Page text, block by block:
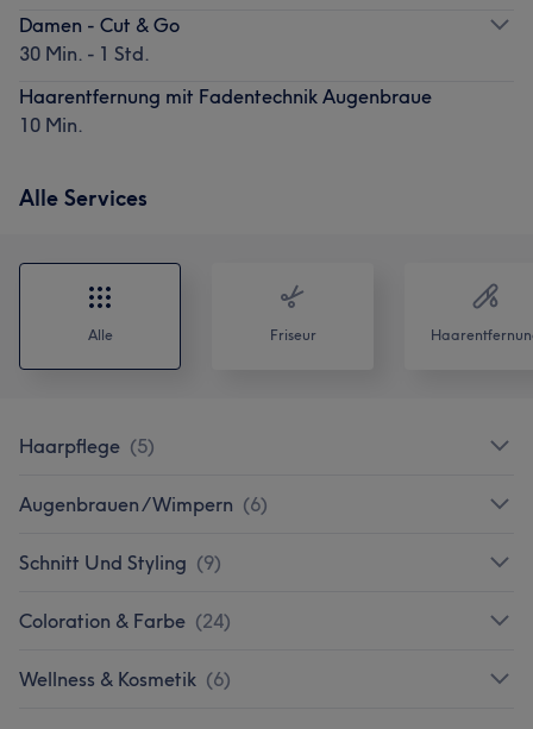
Damen - Cut & Go
30 Min. - 1 Std.
Haarentfernung mit Fadentechnik Augenbraue
10 Min.
Alle Services
Alle Friseur
Haarpflege (5)
Augenbrauen /Wimpern (6)
Schnitt Und Styling (9)
Coloration & Farbe (24)
Wellness & Kosmetik (6)